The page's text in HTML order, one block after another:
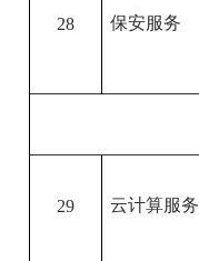
28 保安服务
29 云计算服务